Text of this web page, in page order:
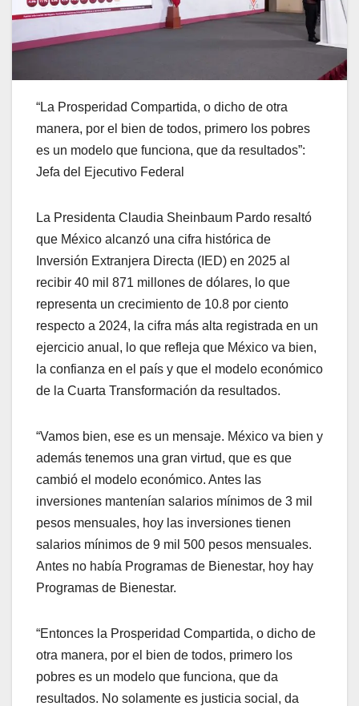
“La Prosperidad Compartida, o dicho de otra
manera, por el bien de todos, primero los pobres
es un modelo que funciona, que da resultados”:
Jefa del Ejecutivo Federal
La Presidenta Claudia Sheinbaum Pardo resaltó
que México alcanzó una cifra histórica de
Inversión Extranjera Directa (IED) en 2025 al
recibir 40 mil 871 millones de dólares, lo que
representa un crecimiento de 10.8 por ciento
respecto a 2024, la cifra más alta registrada en un
ejercicio anual, lo que refleja que México va bien,
la confianza en el país y que el modelo económico
de la Cuarta Transformación da resultados.
“Vamos bien, ese es un mensaje. México va bien y
además tenemos una gran virtud, que es que
cambió el modelo económico. Antes las
inversiones mantenían salarios mínimos de 3 mil
pesos mensuales, hoy las inversiones tienen
salarios mínimos de 9 mil 500 pesos mensuales.
Antes no había Programas de Bienestar, hoy hay
Programas de Bienestar.
“Entonces la Prosperidad Compartida, o dicho de
otra manera, por el bien de todos, primero los
pobres es un modelo que funciona, que da
resultados. No solamente es justicia social, da